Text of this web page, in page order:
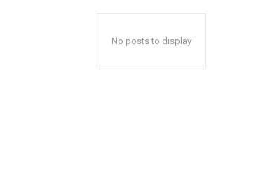
No posts to display